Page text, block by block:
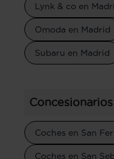
Lynk & co en
Omoda en Madrid
Subaru en Madrid
Coches en San
Coches en San